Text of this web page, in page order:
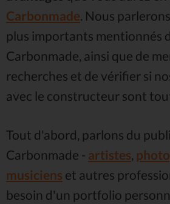
Carbonmade. Nous
plus importants mentionnés
Carbonmade, ainsi que de
recherches et de vérifier si
avec le constructeur sont
Tout d'abord, parlons du
Carbonmade - artistes,
musiciens et autres
besoin d'un portfolio